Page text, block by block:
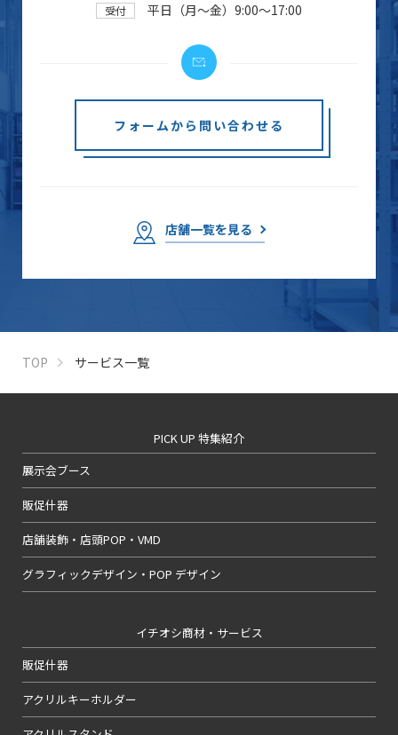
受付 平日（月～金）9:00～17:00
フォームから問い合わせる
店舗一覧を見る
TOP サービス一覧
PICK UP 特集紹介
展示会ブース
販促什器
店舗装飾・店頭POP・VMD
グラフィックデザイン・POP デザイン
イチオシ商材・サービス
販促什器
アクリルキーホルダー